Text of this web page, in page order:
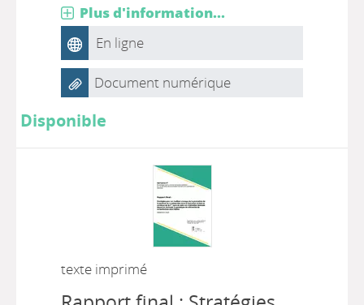
Plus d'information...
En ligne
Document numérique
Disponible
texte imprimé